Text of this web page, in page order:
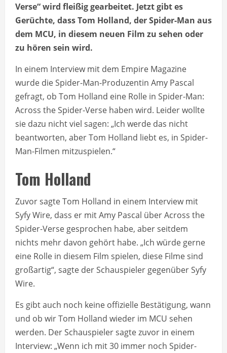
Verse“ wird fleißig gearbeitet. Jetzt gibt es
Gerüchte, dass Tom Holland, der Spider-Man aus
dem MCU, in diesem neuen Film zu sehen oder
zu hören sein wird.
In einem Interview mit dem Empire Magazine
wurde die Spider-Man-Produzentin Amy Pascal
gefragt, ob Tom Holland eine Rolle in Spider-Man:
Across the Spider-Verse haben wird. Leider wollte
sie dazu nicht viel sagen: „Ich werde das nicht
beantworten, aber Tom Holland liebt es, in Spider-
Man-Filmen mitzuspielen.“
Tom Holland
Zuvor sagte Tom Holland in einem Interview mit
Syfy Wire, dass er mit Amy Pascal über Across the
Spider-Verse gesprochen habe, aber seitdem
nichts mehr davon gehört habe. „Ich würde gerne
eine Rolle in diesem Film spielen, diese Filme sind
großartig“, sagte der Schauspieler gegenüber Syfy
Wire.
Es gibt auch noch keine offizielle Bestätigung, wann
und ob wir Tom Holland wieder im MCU sehen
werden. Der Schauspieler sagte zuvor in einem
Interview: „Wenn ich mit 30 immer noch Spider-